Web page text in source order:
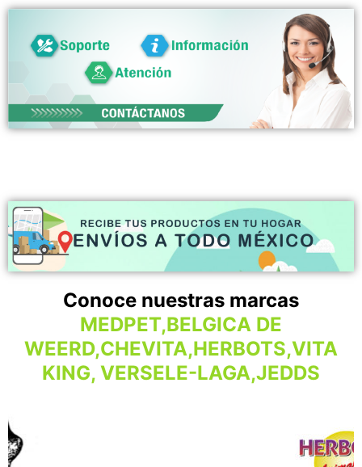
Conoce nuestras marcas
MEDPET,BELGICA DE
WEERD,CHEVITA,HERBOTS,VITA
KING, VERSELE-LAGA,JEDDS